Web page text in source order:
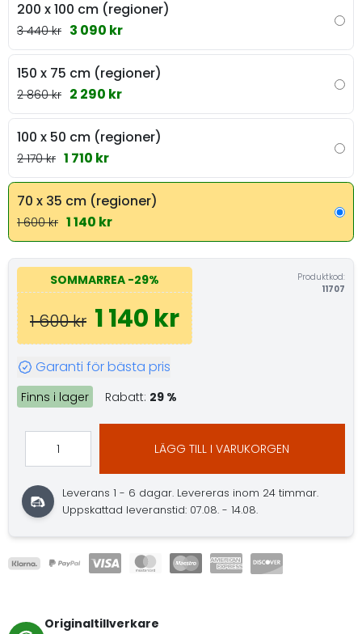
200 x 100 cm (regioner)
3 440 kr 3 090 kr
150 x 75 cm (regioner)
2 860 kr 2 290 kr
100 x 50 cm (regioner)
2 170 kr 1 710 kr
70 x 35 cm (regioner)
1 600 kr 1 140 kr
SOMMARREA -29%
1 600 kr 1 140 kr
Produktkod:
11707
Garanti för bästa pris
Finns i lager Rabatt: 29 %
LÄGG TILL I VARUKORGEN
Leverans 1 - 6 dagar. Levereras inom 24 timmar.
Uppskattad leveranstid: 07.08. - 14.08.
Originaltillverkare